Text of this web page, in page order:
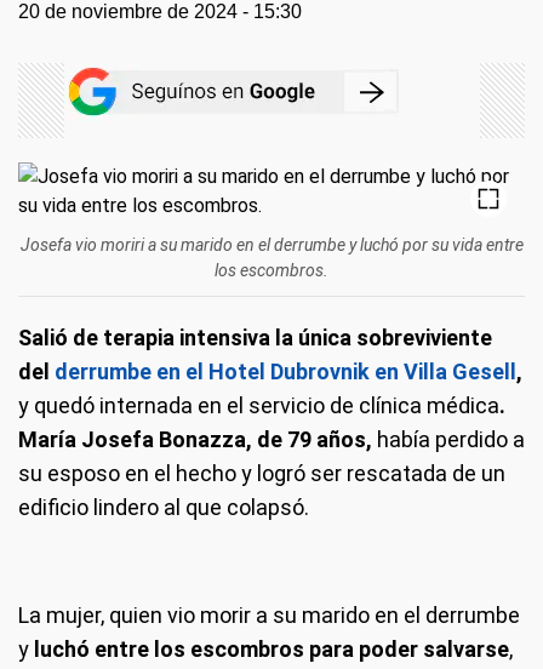
20 de noviembre de 2024 - 15:30
Josefa vio moriri a su marido en el derrumbe y luchó por su vida entre
los escombros.
Salió de terapia intensiva la única sobreviviente
del derrumbe en el Hotel Dubrovnik en Villa Gesell ,
y quedó internada en el servicio de clínica médica.
María Josefa Bonazza, de 79 años, había perdido a
su esposo en el hecho y logró ser rescatada de un
edificio lindero al que colapsó.
La mujer, quien vio morir a su marido en el derrumbe
y luchó entre los escombros para poder salvarse,